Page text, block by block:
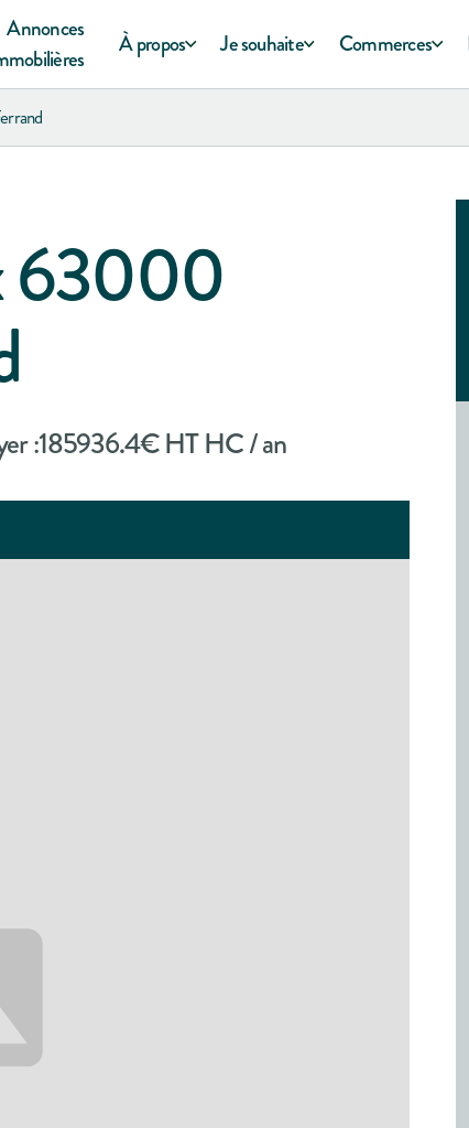
Annonces
À propos Je souhaite Commerces
63000
:185936.4€ HT HC / an